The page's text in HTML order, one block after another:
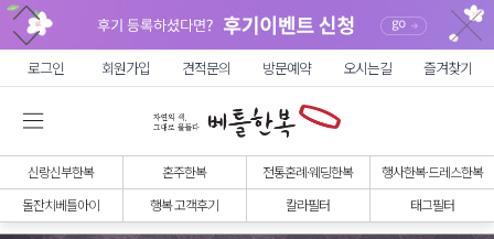
로그인 회원가입 견적문의 방문예약 오시는길 즐겨찾기
신랑신부한복 혼주한복 전통혼례·웨딩한복
행사한복·드레스한복
돌잔치베틀아이
행복 고객후기 칼라필터 태그필터